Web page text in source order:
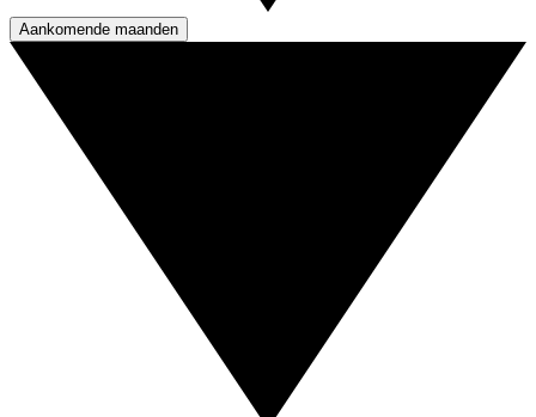
Aankomende maanden